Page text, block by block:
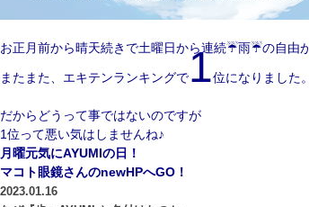
お正月前から晴天続きで土曜日から連続☔雨☔の自由
またまた、エキテンランキングで1位になりました。
だからどうって事ではないのですが
1位って悪い気はしませんね♪
月曜元気にAYUMIの日！
マコト眼鏡さんのnewHPへGO！
2023.01.16